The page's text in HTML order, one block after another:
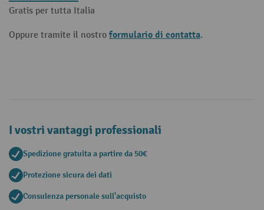
Gratis per tutta Italia
Oppure tramite il nostro formulario di contatta.
I vostri vantaggi professionali
Spedizione gratuita a partire da 50€
Protezione sicura dei dati
Consulenza personale sull'acquisto